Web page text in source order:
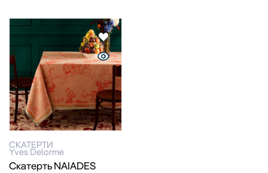
СКАТЕРТИ
Yves Delorme
Скатерть NAIADES